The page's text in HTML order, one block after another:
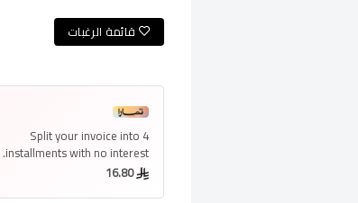
قائمة الرغبات
Split your invoice into 4
installmentswith no interest.
16.80